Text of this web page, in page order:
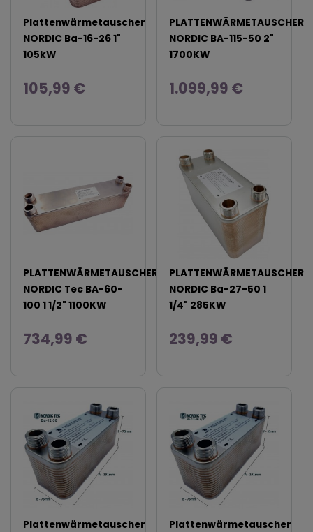
Plattenwärmetauscher
NORDIC Ba-16-26 1"
105kW
105,99 €
PLATTENWÄRMETAUSCHER
NORDIC BA-115-50 2"
1700KW
1.099,99 €
PLATTENWÄRMETAUSCHER
NORDIC Tec BA-60-
100 1 1/2" 1100KW
734,99 €
PLATTENWÄRMETAUSCHER
NORDIC Ba-27-50 1
1/4" 285KW
239,99 €
Plattenwärmetauscher
Plattenwärmetauscher